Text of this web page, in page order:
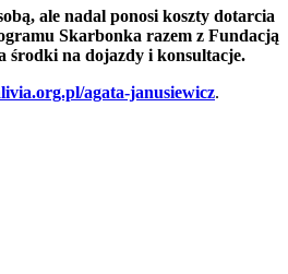
ale nadal ponosi koszty dotarcia
Skarbonka razem z Fundacją
środki na dojazdy i konsultacje.
agata-janusiewicz.